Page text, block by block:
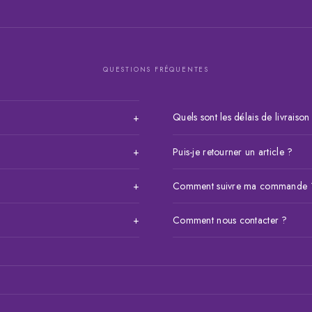
QUESTIONS FRÉQUENTES
+
Money au 77 466 09 18.
Quels sont les délais de
l'international, le délai varie
+
la carte bancaire.
Puis-je retourner un article ?
dans les 7 jours suivant la
+
contacter avant votre achat.
Comment suivre ma commande
Vous pouvez aussi nous
+ Comment nous contacter ?